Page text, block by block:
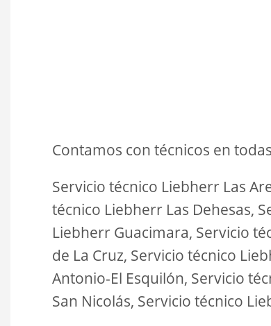
Contamos con técnicos en
Servicio técnico Liebherr Las
técnico Liebherr Las Dehesas,
Liebherr Guacimara, Servicio
de La Cruz, Servicio técnico
Antonio-El Esquilón, Servicio
San Nicolás, Servicio técnico